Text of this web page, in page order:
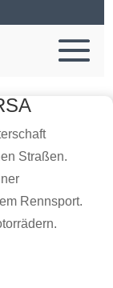
Straßen.
Rennsport.